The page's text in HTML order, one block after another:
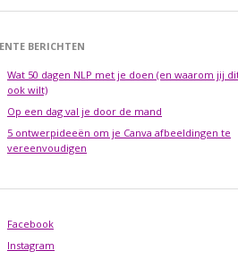
BERICHTEN
Wat 50 dagen NLP met je doen (en waarom jij
ook wilt)
Op een dag val je door de mand
5 ontwerpideeën om je Canva afbeeldingen te
vereenvoudigen
Facebook
Instagram